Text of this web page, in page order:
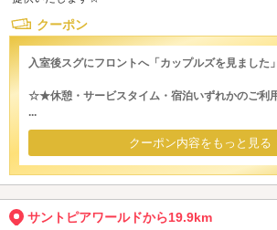
クーポン
入室後スグにフロントへ「カップルズを見ました
☆★休憩・サービスタイム・宿泊いずれかのご
...
クーポン内容をもっと見る
サントピアワールドから19.9km